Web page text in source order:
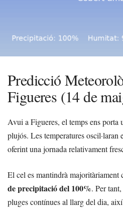
Predicció
Figueres (14 de
Avui a Figueres, el temps ens porta
plujós. Les temperatures oscil·laran
oferint una jornada relativament
El cel es mantindrà majoritàriament
de precipitació del 100%. Per
pluges contínues al llarg del dia,